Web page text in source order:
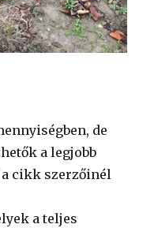
de
a legjobb
cikk szerzőinél
a teljes